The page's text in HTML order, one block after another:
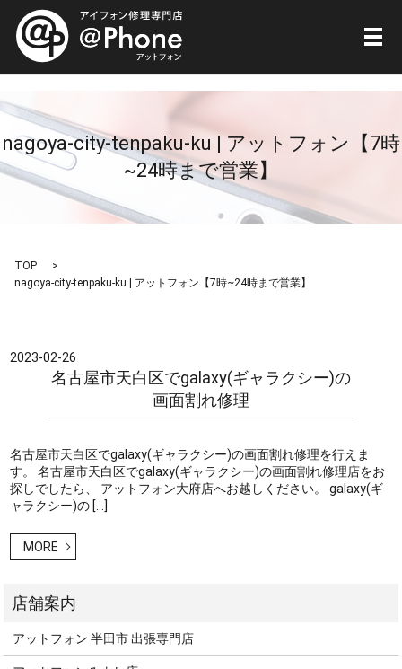
メ
nagoya-city-tenpaku-ku | アットフォン【7時
~24時まで営業】
TOP
nagoya-city-tenpaku-ku | アットフォン【7時~24時まで営業】
2023-02-26
名古屋市天白区でgalaxy(ギャラクシー)の
画面割れ修理
名古屋市天白区でgalaxy(ギャラクシー)の画面割れ修理を行えま
す。 名古屋市天白区でgalaxy(ギャラクシー)の画面割れ修理店をお
探しでしたら、 アットフォン大府店へお越しください。 galaxy(ギ
ャラクシー)の […]
MORE
アットフォン 半田市 出張専門店